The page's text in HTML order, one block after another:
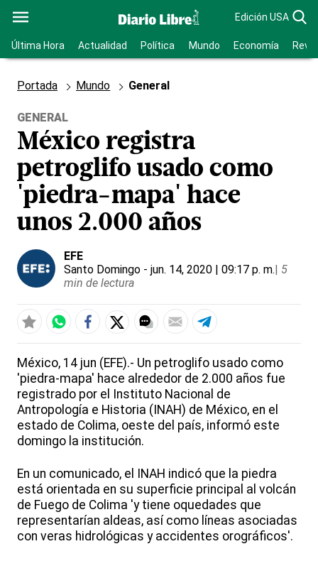
Edición USA
Última Hora Actualidad Política Mundo Economía
Portada Mundo General
GENERAL
México registra
petroglifo usado como
'piedra-mapa' hace
unos 2.000 años
EFE
Santo Domingo - jun. 14, 2020 | 09:17 p. m.| 5
min de lectura
México, 14 jun (EFE).- Un petroglifo usado como
'piedra-mapa' hace alrededor de 2.000 años fue
registrado por el Instituto Nacional de
Antropología e Historia (INAH) de México, en el
estado de Colima, oeste del país, informó este
domingo la institución.
En un comunicado, el INAH indicó que la piedra
está orientada en su superficie principal al volcán
de Fuego de Colima 'y tiene oquedades que
representarían aldeas, así como líneas asociadas
con veras hidrológicas y accidentes orográficos'.